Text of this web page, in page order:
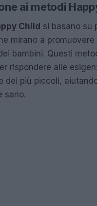
ai metodi
Child si basano su
mirano a promuovere
bambini. Questi
rispondere alle
dei più piccoli,
sano.